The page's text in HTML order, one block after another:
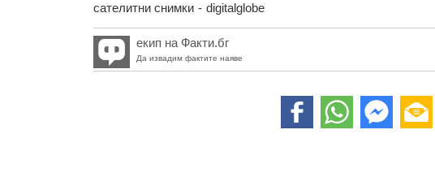
сателитни снимки - digitalglobe
екип на Факти.бг
Да извадим фактите наяве